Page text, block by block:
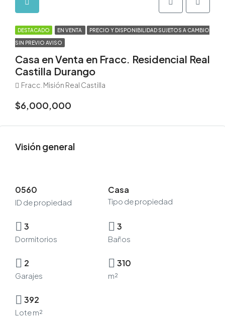
DESTACADO EN VENTA PRECIO Y DISPONIBILIDAD SUJETOS A CAMBIO
SIN PREVIO AVISO
Casa en Venta en Fracc. Residencial Real
Castilla Durango
Fracc. Misión Real Castilla
$6,000,000
Visión general
0560
ID de propiedad
Casa
Tipo de propiedad
3
Dormitorios
3
Baños
2
Garajes
310
m²
392
Lote m²